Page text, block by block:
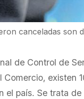
canceladas son
de Control de
Comercio, existen
el país. Se trata